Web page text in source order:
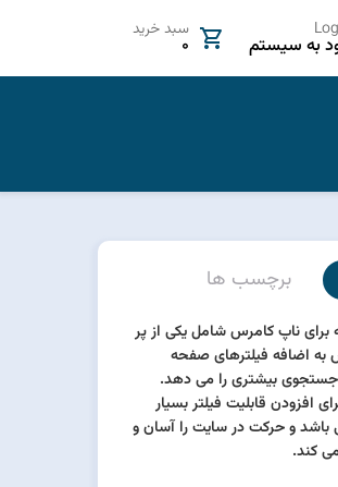
به سیستم
سبد خرید
0
برچسب ها
برای ناپ کامرس شامل یکی از پر
اضافه فیلترهای صفحه
بیشتری را می دهد.
افزودن قابلیت فیلتر بسیار
و حرکت در سایت را آسان و
کند.